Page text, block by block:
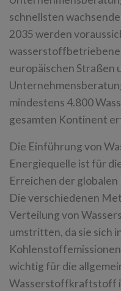
schnellsten
2035 werden
wasserstoffbetriebene
europäischen Straßen
mindestens 4.800
gesamten Kontinent
Die Einführung von
Energiequelle ist für
Erreichen der
Die verschiedenen
Verteilung von
umstritten, da sie sich
wichtig für die
Wasserstoffkraftstoff